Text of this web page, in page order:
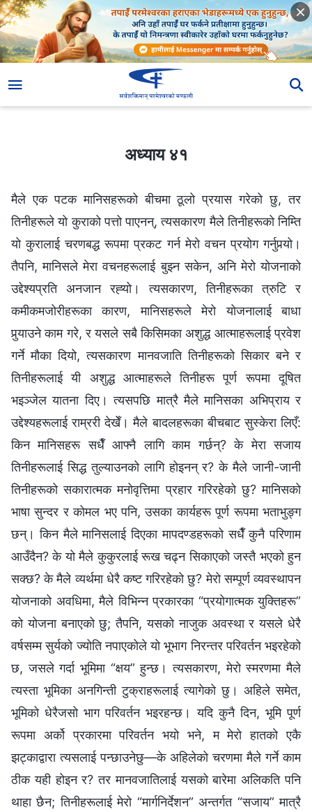
अध्याय ४१
मैले एक पटक मानिसहरूको बीचमा ठूलो प्रयास गरेको छु, तर
तिनीहरूले यो कुराको पत्तो पाएनन्, त्यसकारण मैले तिनीहरूको निम्ति
यो कुरालाई चरणबद्ध रूपमा प्रकट गर्न मेरो वचन प्रयोग गर्नुपर्‍यो।
तैपनि, मानिसले मेरा वचनहरूलाई बुझ्‍न सकेन, अनि मेरो योजनाको
उद्देश्यप्रति अनजान रह्‍यो। त्यसकारण, तिनीहरूका त्रुटि र
कमीकमजोरीहरूका कारण, मानिसहरूले मेरो योजनालाई बाधा
पुर्‍याउने काम गरे, र यसले सबै किसिमका अशुद्ध आत्‍माहरूलाई प्रवेश
गर्ने मौका दियो, त्यसकारण मानवजाति तिनीहरूको सिकार बने र
तिनीहरूलाई यी अशुद्ध आत्‍माहरूले तिनीहरू पूर्ण रूपमा दूषित
भइञ्‍जेल यातना दिए। त्यसपछि मात्रै मैले मानिसका अभिप्राय र
उद्देश्यहरूलाई राम्ररी देखेँ। मैले बादलहरूका बीचबाट सुस्केरा लिएँ:
किन मानिसहरू सधैँ आफ्‍नै लागि काम गर्छन्? के मेरा सजाय
तिनीहरूलाई सिद्ध तुल्याउनको लागि होइनन् र? के मैले जानी-जानी
तिनीहरूको सकारात्मक मनोवृत्तिमा प्रहार गरिरहेको छु? मानिसको
भाषा सुन्दर र कोमल भए पनि, उसका कार्यहरू पूर्ण रूपमा भताभुङ्ग
छन्। किन मैले मानिसलाई दिएका मापदण्डहरूको सधैँ कुनै परिणाम
आउँदैन? के यो मैले कुकुरलाई रूख चढ्न सिकाएको जस्तै भएको हुन
सक्छ? के मैले व्यर्थमा धेरै कष्ट गरिरहेको छु? मेरो सम्पूर्ण व्यवस्थापन
योजनाको अवधिमा, मैले विभिन्‍न प्रकारका “प्रयोगात्मक युक्तिहरू”
को योजना बनाएको छु; तैपनि, यसको नाजुक अवस्था र यसले धेरै
वर्षसम्‍म सुर्यको ज्योति नपाएकोले यो भूभाग निरन्तर परिवर्तन भइरहेको
छ, जसले गर्दा भूमिमा “क्षय” हुन्छ। त्यसकारण, मेरो स्मरणमा मैले
त्यस्ता भूमिका अनगिन्ती टुक्राहरूलाई त्यागेको छु। अहिले समेत,
भूमिको धेरैजसो भाग परिवर्तन भइरहन्छ। यदि कुनै दिन, भूमि पूर्ण
रूपमा अर्को प्रकारमा परिवर्तन भयो भने, म मेरो हातको एकै
झट्काद्वारा त्यसलाई पन्छाउनेछु—के अहिलेको चरणमा मैले गर्ने काम
ठीक यही होइन र? तर मानवजातिलाई यसको बारेमा अलिकति पनि
थाहा छैन; तिनीहरूलाई मेरो “मार्गनिर्देशन” अन्तर्गत “सजाय” मात्रै